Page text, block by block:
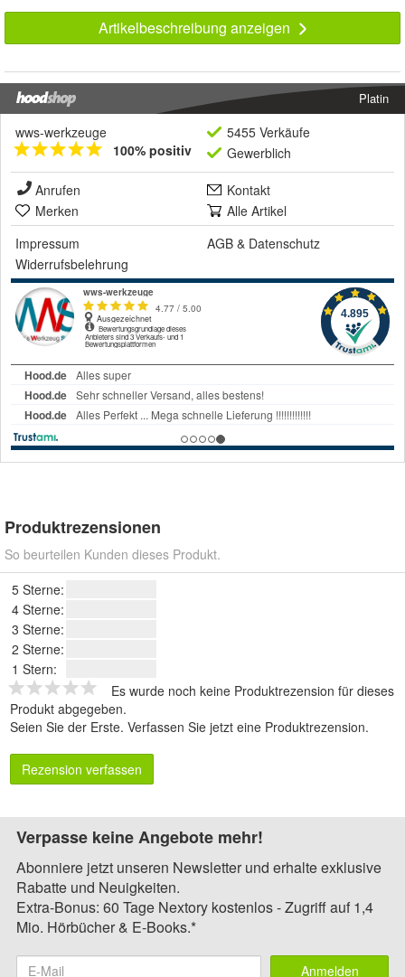
Artikelbeschreibung anzeigen
Platin
wws-werkzeuge
100% positiv
5455 Verkäufe
Gewerblich
Anrufen
Kontakt
Merken
Alle Artikel
Impressum
AGB & Datenschutz
Widerrufsbelehrung
Produktrezensionen
So beurteilen Kunden dieses Produkt.
5 Sterne:
4 Sterne:
3 Sterne:
2 Sterne:
1 Stern:
Es wurde noch keine Produktrezension für dieses
Produkt abgegeben.
Seien Sie der Erste. Verfassen Sie jetzt eine Produktrezension.
Rezension verfassen
Verpasse keine Angebote mehr!
Abonniere jetzt unseren Newsletter und erhalte exklusive
Rabatte und Neuigkeiten.
Extra-Bonus: 60 Tage Nextory kostenlos - Zugriff auf 1,4
Mio. Hörbücher & E-Books.*
Anmelden